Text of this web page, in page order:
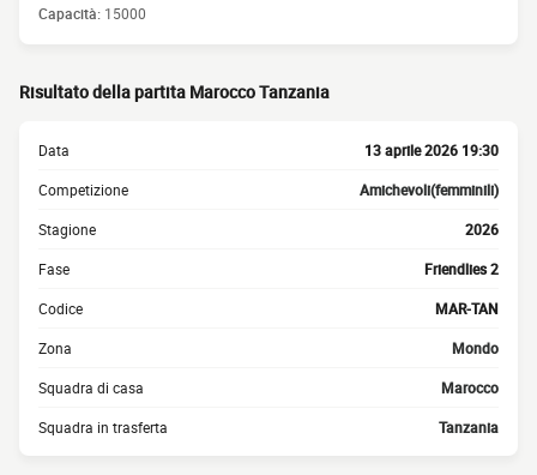
Capacità: 15000
Risultato della partita Marocco Tanzania
Data 13 aprile 2026 19:30
Competizione Amichevoli(femminili)
Stagione 2026
Fase Friendlies 2
Codice MAR-TAN
Zona Mondo
Squadra di casa Marocco
Squadra in trasferta Tanzania